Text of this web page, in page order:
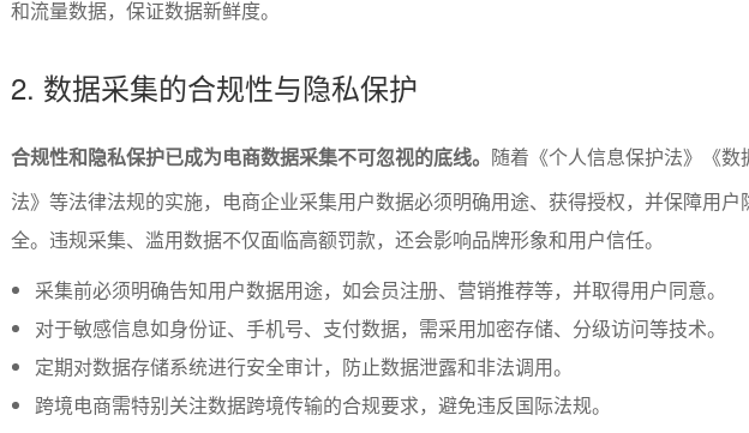
和流量数据，保证数据新鲜度。
2. 数据采集的合规性与隐私保护
合规性和隐私保护已成为电商数据采集不可忽视的底线。 随着《个人信息保护法》《数
法》等法律法规的实施，电商企业采集用户数据必须明确用途、获得授权，并保障用户
全。违规采集、滥用数据不仅面临高额罚款，还会影响品牌形象和用户信任。
采集前必须明确告知用户数据用途，如会员注册、营销推荐等，并取得用户同意。
对于敏感信息如身份证、手机号、支付数据，需采用加密存储、分级访问等技术。
定期对数据存储系统进行安全审计，防止数据泄露和非法调用。
跨境电商需特别关注数据跨境传输的合规要求，避免违反国际法规。